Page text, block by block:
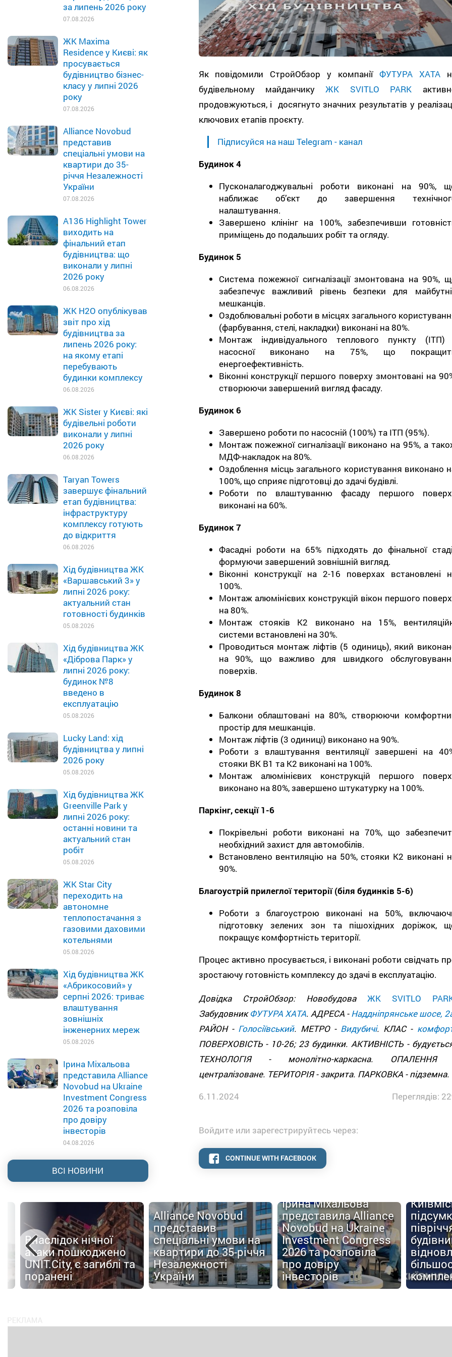
за липень 2026 року
07.08.2026
ЖК Maxima
Residence у Києві: як
просувається
будівництво бізнес-
класу у липні 2026
року
07.08.2026
Alliance Novobud
представив
спеціальні умови на
квартири до 35-
річчя Незалежності
України
07.08.2026
A136 Highlight Tower
виходить на
фінальний етап
будівництва: що
виконали у липні
2026 року
06.08.2026
ЖК H2O опублікував
звіт про хід
будівництва за
липень 2026 року:
на якому етапі
перебувають
будинки комплексу
06.08.2026
ЖК Sister у Києві: які
будівельні роботи
виконали у липні
2026 року
06.08.2026
Taryan Towers
завершує фінальний
етап будівництва:
інфраструктуру
комплексу готують
до відкриття
06.08.2026
Хід будівництва ЖК
«Варшавський 3» у
липні 2026 року:
актуальний стан
готовності будинків
05.08.2026
Хід будівництва ЖК
«Діброва Парк» у
липні 2026 року:
будинок №8
введено в
експлуатацію
05.08.2026
Lucky Land: хід
будівництва у липні
2026 року
05.08.2026
Хід будівництва ЖК
Greenville Park у
липні 2026 року:
останні новини та
актуальний стан
робіт
05.08.2026
ЖК Star City
переходить на
автономне
теплопостачання з
газовими даховими
котельнями
05.08.2026
Хід будівництва ЖК
«Абрикосовий» у
серпні 2026: триває
влаштування
зовнішніх
інженерних мереж
05.08.2026
Ірина Міхальова
представила Alliance
Novobud на Ukraine
Investment Congress
2026 та розповіла
про довіру
інвесторів
04.08.2026
ВСІ НОВИНИ
Як повідомили СтройОбзор у компанії ФУТУРА ХАТА
будівельному майданчикуЖК SVITLO PARK
продовжуються, і досягнуто значних результатів у
ключових етапів проєкту.
Підписуйся на наш Telegram - канал
Будинок 4
Пусконалагоджувальні роботи виконані на 90%,
наближає об’єкт до завершення
налаштування.
Завершено клінінг на 100%, забезпечивши
приміщень до подальших робіт та огляду.
Будинок 5
Система пожежної сигналізації змонтована на 90%,
забезпечує важливий рівень безпеки для
мешканців.
Оздоблювальні роботи в місцях загального
(фарбування, стелі, накладки) виконані на 80%.
Монтаж індивідуального теплового пункту (ІТП)
насосної виконано на 75%, що
енергоефективність.
Віконні конструкції першого поверху змонтовані на
створюючи завершений вигляд фасаду.
Будинок 6
Завершено роботи по насосній (100%) та ІТП (95%).
Монтаж пожежної сигналізації виконано на 95%, а
МДФ-накладок на 80%.
Оздоблення місць загального користування виконано
100%, що сприяє підготовці до здачі будівлі.
Роботи по влаштуванню фасаду першого
виконані на 60%.
Будинок 7
Фасадні роботи на 65% підходять до фінальної
формуючи завершений зовнішній вигляд.
Віконні конструкції на 2-16 поверхах встановлені
100%.
Монтаж алюмінієвих конструкцій вікон першого
на 80%.
Монтаж стояків К2 виконано на 15%,
системи встановлені на 30%.
Проводиться монтаж ліфтів (5 одиниць), який
на 90%, що важливо для швидкого
поверхів.
Будинок 8
Балкони облаштовані на 80%, створюючи
простір для мешканців.
Монтаж ліфтів (3 одиниці) виконано на 90%.
Роботи з влаштування вентиляції завершені на
стояки ВК В1 та К2 виконані на 100%.
Монтаж алюмінієвих конструкцій першого
виконано на 80%, завершено штукатурку на 100%.
Паркінг, секції 1-6
Покрівельні роботи виконані на 70%, що
необхідний захист для автомобілів.
Встановлено вентиляцію на 50%, стояки К2 виконані
90%.
Благоустрій прилеглої території (біля будинків 5-6)
Роботи з благоустрою виконані на 50%,
підготовку зелених зон та пішохідних доріжок,
покращує комфортність території.
Процес активно просувається, і виконані роботи свідчать
зростаючу готовність комплексу до здачі в експлуатацію.
Довідка СтройОбзор: Новобудова ЖК SVITLO
ЗабудовникФУТУРА ХАТА. АДРЕСА -Наддніпрянське шосе,
РАЙОН - Голосіївський. МЕТРО - Видубичі. КЛАС -
ПОВЕРХОВІСТЬ - 10-26; 23 будинки. АКТИВНІСТЬ -
ТЕХНОЛОГІЯ - монолітно-каркасна. ОПАЛЕННЯ
централізоване. ТЕРИТОРІЯ - закрита. ПАРКОВКА - підземна.
6.11.2024
Переглядів:
Войдите или зарегестрируйтесь через:
CONTINUE WITH FACEBOOK
Внаслідок нічної
атаки пошкоджено
UNIT.City, є загиблі та
поранені
Alliance Novobud
представив
спеціальні умови на
квартири до 35-річчя
Незалежності
України
Ірина Міхальова
представила Alliance
Novobud на Ukraine
Investment Congress
2026 та розповіла
про довіру
інвесторів